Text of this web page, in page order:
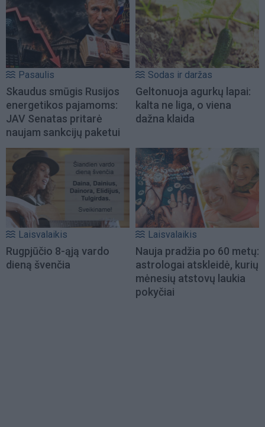
Pasaulis
Skaudus smūgis Rusijos
energetikos pajamoms:
JAV Senatas pritarė
naujam sankcijų paketui
Sodas ir daržas
Geltonuoja agurkų lapai:
kalta ne liga, o viena
dažna klaida
Laisvalaikis
Rugpjūčio 8-ąją vardo
dieną švenčia
Laisvalaikis
Nauja pradžia po 60 metų:
astrologai atskleidė, kurių
mėnesių atstovų laukia
pokyčiai